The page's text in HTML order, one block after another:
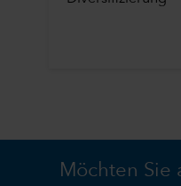
Möchten Sie